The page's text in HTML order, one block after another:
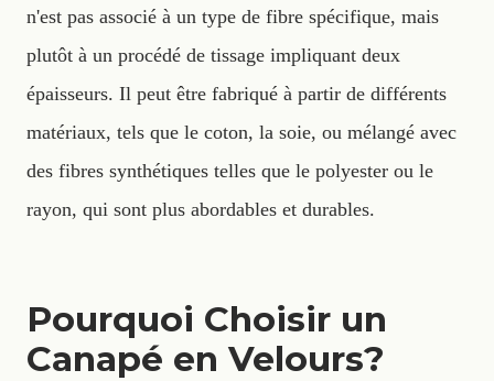
n'est pas associé à un type de fibre spécifique, mais
plutôt à un procédé de tissage impliquant deux
épaisseurs. Il peut être fabriqué à partir de différents
matériaux, tels que le coton, la soie, ou mélangé avec
des fibres synthétiques telles que le polyester ou le
rayon, qui sont plus abordables et durables.
Pourquoi Choisir un
Canapé en Velours?